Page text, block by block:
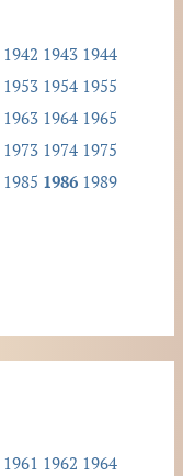
1942 1943 1944
1953 1954 1955
1963 1964 1965
1973 1974 1975
1985 1986 1989
1961 1962 1964